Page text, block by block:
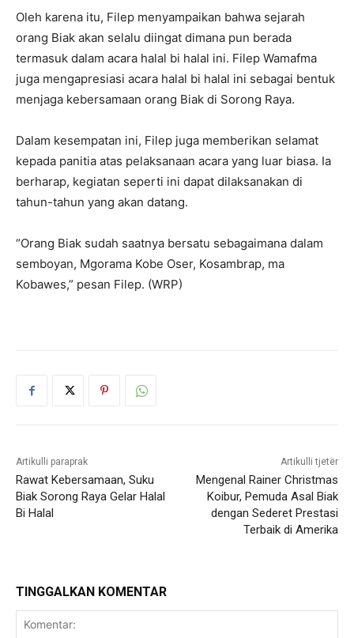
Oleh karena itu, Filep menyampaikan bahwa sejarah
orang Biak akan selalu diingat dimana pun berada
termasuk dalam acara halal bi halal ini. Filep Wamafma
juga mengapresiasi acara halal bi halal ini sebagai bentuk
menjaga kebersamaan orang Biak di Sorong Raya.
Dalam kesempatan ini, Filep juga memberikan selamat
kepada panitia atas pelaksanaan acara yang luar biasa. Ia
berharap, kegiatan seperti ini dapat dilaksanakan di
tahun-tahun yang akan datang.
“Orang Biak sudah saatnya bersatu sebagaimana dalam
semboyan, Mgorama Kobe Oser, Kosambrap, ma
Kobawes,” pesan Filep. (WRP)
Artikulli paraprak
Rawat Kebersamaan, Suku
Biak Sorong Raya Gelar Halal
Bi Halal
Artikulli tjetër
Mengenal Rainer Christmas
Koibur, Pemuda Asal Biak
dengan Sederet Prestasi
Terbaik di Amerika
TINGGALKAN KOMENTAR